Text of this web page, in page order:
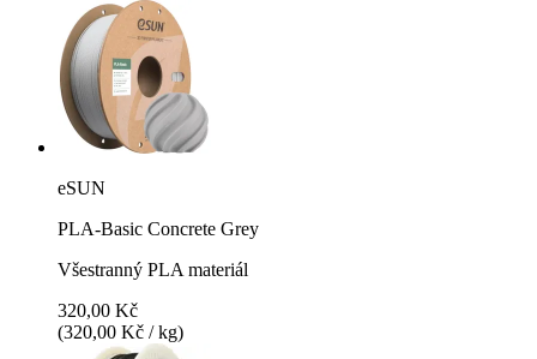
eSUN
PLA-Basic Concrete Grey
Všestranný PLA materiál
320,00 Kč
(320,00 Kč / kg)